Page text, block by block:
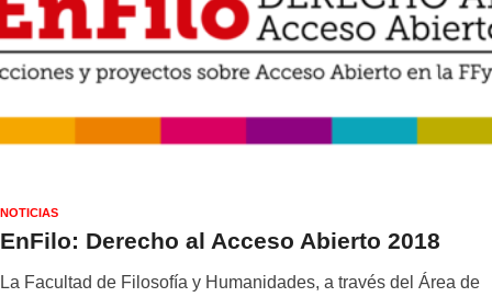
NOTICIAS
EnFilo: Derecho al Acceso Abierto 2018
La Facultad de Filosofía y Humanidades, a través del Área de